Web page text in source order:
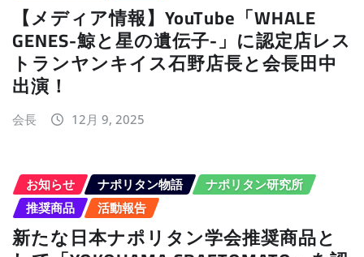
【メディア情報】YouTube「WHALE
GENES-鯨と星の遺伝子-」に認定店レス
トランヤンキイス石野店長と会長田中
出演！
会長 12月 9, 2025
お知らせ ナポリタン物語
ナポリタン研究所
推奨商品
活動報告
新たな日本ナポリタン学会推奨商品と